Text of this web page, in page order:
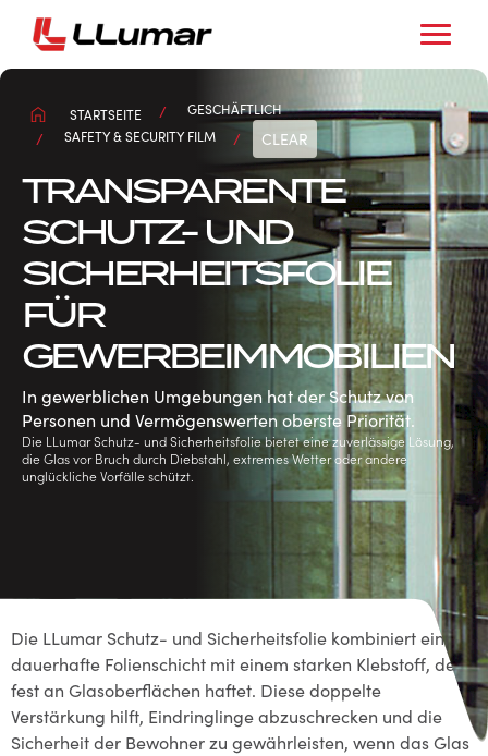
STARTSEITE
GESCHÄFTLICH
SAFETY & SECURITY FILM
CLEAR
TRANSPARENTE
SCHUTZ- UND
SICHERHEITSFOLIE
FÜR
GEWERBEIMMOBILIEN
In gewerblichen Umgebungen hat der Schutz von
Personen und Vermögenswerten oberste Priorität.
Die LLumar Schutz- und Sicherheitsfolie bietet eine zuverlässige Lösung,
die Glas vor Bruch durch Diebstahl, extremes Wetter oder andere
unglückliche Vorfälle schützt.
Die LLumar Schutz- und Sicherheitsfolie kombiniert eine
dauerhafte Folienschicht mit einem starken Klebstoff, der
fest an Glasoberflächen haftet. Diese doppelte
Verstärkung hilft, Eindringlinge abzuschrecken und die
Sicherheit der Bewohner zu gewährleisten, wenn das Glas